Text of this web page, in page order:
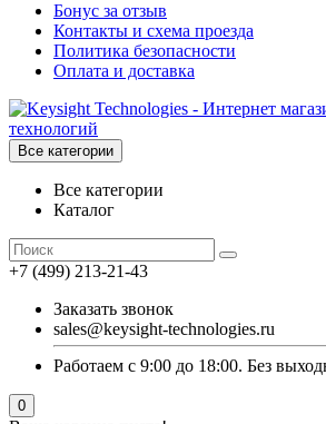
Бонус за отзыв
Контакты и схема проезда
Политика безопасности
Оплата и доставка
Все категории
Все категории
Каталог
+7 (499) 213-21-43
Заказать звонок
sales@keysight-technologies.ru
Работаем с 9:00 до 18:00. Без
0